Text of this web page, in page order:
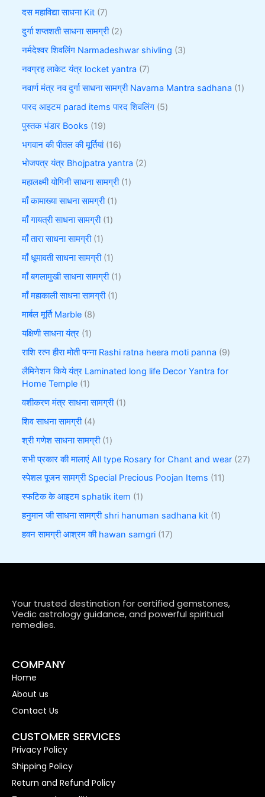
दस महाविद्या साधना Kit 7
दुर्गा शप्तशती साधना सामग्री 2
नर्मदेश्वर शिवलिंग Narmadeshwar shivling 3
नवग्रह लाकेट यंत्र locket yantra 7
नवार्ण मंत्र नव दुर्गा साधना सामग्री Navarna Mantra sadhana 1
पारद आइटम parad items पारद शिवलिंग 5
पुस्तक भंडार Books 19
भगवान की पीतल की मूर्तियां 16
भोजपत्र यंत्र Bhojpatra yantra 2
महालक्ष्मी योगिनी साधना सामग्री 1
माँ कामाख्या साधना सामग्री 1
माँ गायत्री साधना सामग्री 1
माँ तारा साधना सामग्री 1
माँ धूमावती साधना सामग्री 1
माँ बगलामुखी साधना सामग्री 1
माँ महाकाली साधना सामग्री 1
मार्बल मूर्ति Marble 8
यक्षिणी साधना यंत्र 1
राशि रत्न हीरा मोती पन्ना Rashi ratna heera moti panna 9
लैमिनेशन किये यंत्र Laminated long life Decor Yantra for
Home Temple 1
वशीकरण मंत्र साधना सामग्री 1
शिव साधना सामग्री 4
श्री गणेश साधना सामग्री 1
सभी प्रकार की मालाएं All type Rosary for Chant and wear 27
स्पेशल पूजन सामग्री Special Precious Poojan Items 11
स्फटिक के आइटम sphatik item 1
हनुमान जी साधना सामग्री shri hanuman sadhana kit 1
हवन सामग्री आश्रम की hawan samgri 17
Your trusted destination for certified gemstones,
Vedic astrology guidance, and powerful spiritual
remedies.
COMPANY
Home
About us
Contact Us
CUSTOMER SERVICES
Privacy Policy
Shipping Policy
Return and Refund Policy